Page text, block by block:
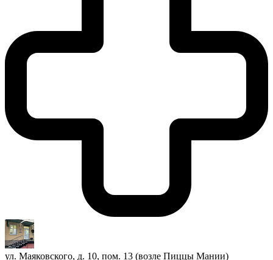
ул. Маяковского, д. 10, пом. 13 (возле Пиццы Мании)